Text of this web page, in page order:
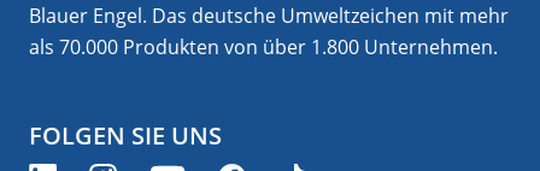
Blauer Engel. Das deutsche Umweltzeichen mit mehr
als 70.000 Produkten von über 1.800 Unternehmen.
FOLGEN SIE UNS